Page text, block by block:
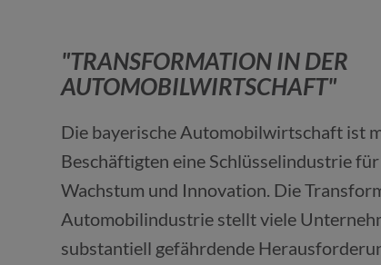
"TRANSFORMATION IN DER
AUTOMOBILWIRTSCHAFT"
Die bayerische Automobilwirtschaft ist
Beschäftigten eine Schlüsselindustrie
Wachstum und Innovation. Die
Automobilindustrie stellt viele
substantiell gefährdende